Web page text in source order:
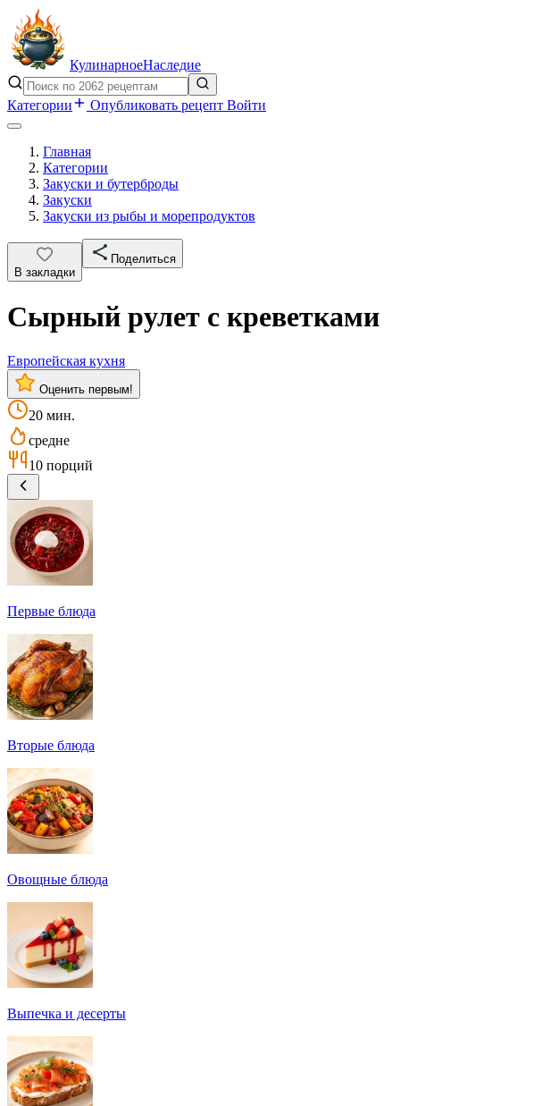
КулинарноеНаследие
Категории Опубликовать рецепт Войти
Главная
Категории
Закуски и бутерброды
Закуски
Закуски из рыбы и морепродуктов
В закладки
Поделиться
Сырный рулет с креветками
Европейская кухня
Оценить первым!
20 мин.
средне
10 порций
Первые блюда
Вторые блюда
Овощные блюда
Выпечка и десерты